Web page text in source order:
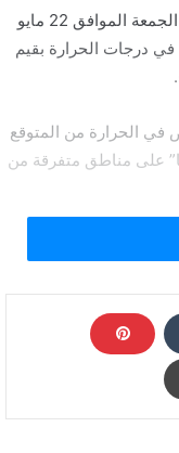
وكشفت الأرصاد المصرية أنه اعتبارًا من يوم الجمعة الموافق 22 مايو
في درجات الحرارة بقيم
في الحرارة من المتوقع
أمطار خفيفة “30% تقريبًا” على مناطق متفرقة من
الحارة